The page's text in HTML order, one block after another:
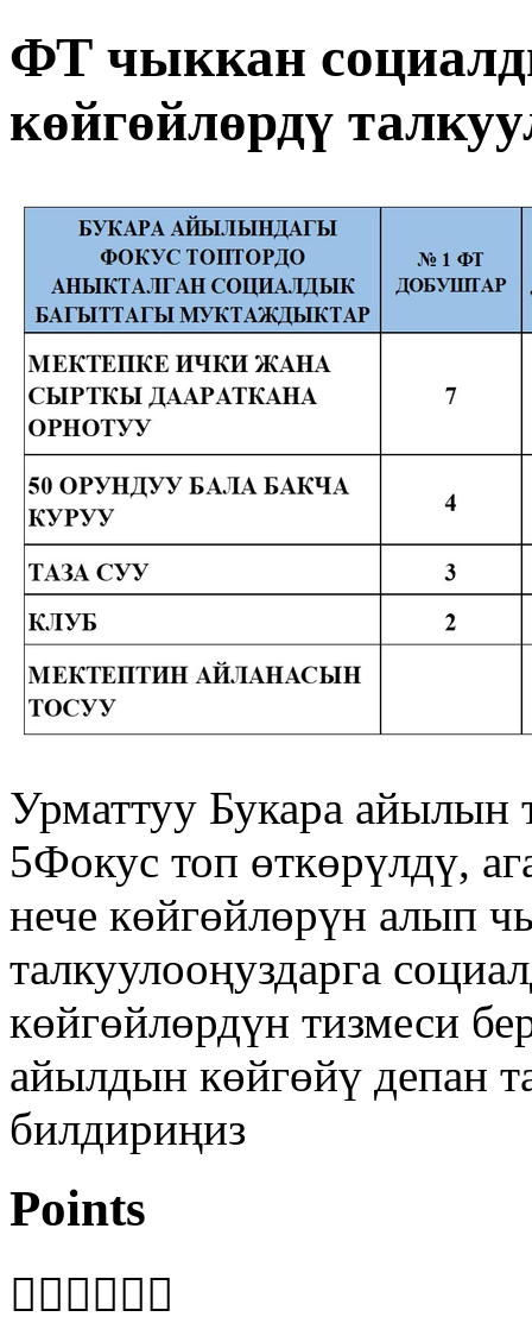
ФТ чыккан
көйгөйлөрдү
Урматтуу Букара айылын
5Фокус топ өткөрүлдү,
нече көйгөйлөрүн алып
талкуулооңуздарга
көйгөйлөрдүн тизмеси
айылдын көйгөйү депан
билдириңиз
Points
👍🏻👍🏻👍🏻